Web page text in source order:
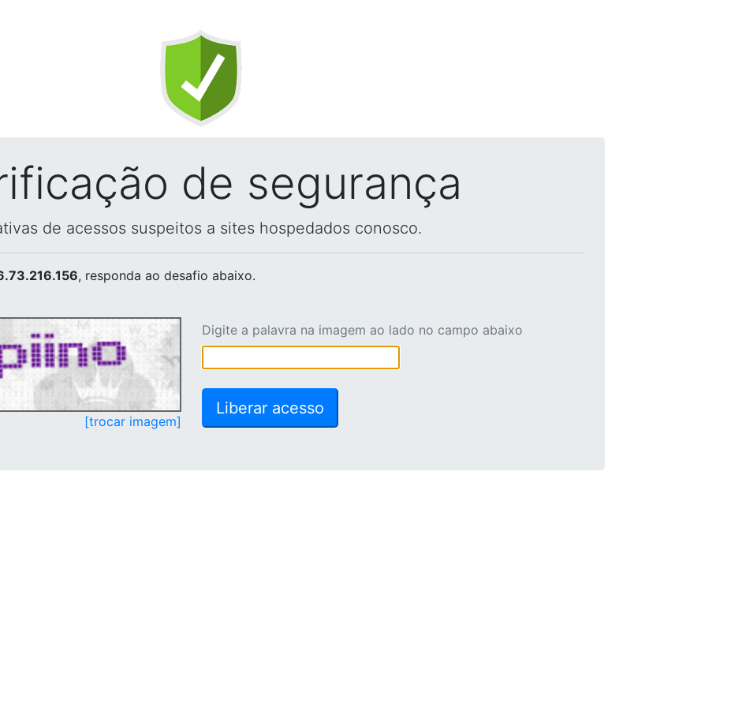
de segurança
de acessos suspeitos a sites hospedados conosco.
, responda ao desafio abaixo.
[trocar imagem]
Digite a palavra na imagem ao lado no campo abaixo